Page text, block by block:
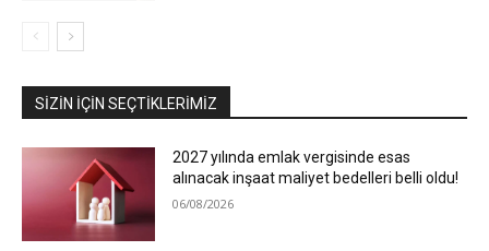
SIZIN İÇIN SEÇTIKLERIMIZ
2027 yılında emlak vergisinde esas
alınacak inşaat maliyet bedelleri belli oldu!
06/08/2026